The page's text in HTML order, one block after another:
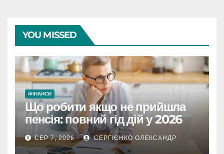
YOU MISSED
ФІНАНСИ
Що робити якщо не прийшла
пенсія: повний гід дій у 2026
році
СЕР 7, 2026 СЕРГІЄНКО ОЛЕКСАНДР